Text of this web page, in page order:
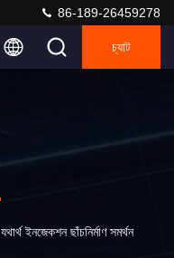
86-189-26459278
চ্যাট
যথার্থ ইনজেকশন ছাঁচনির্মাণ সমর্থন